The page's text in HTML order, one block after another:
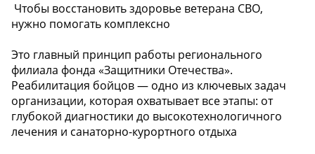
️ Чтобы восстановить здоровье ветерана СВО,
нужно помогать комплексно
Это главный принцип работы регионального
филиала фонда «Защитники Отечества».
Реабилитация бойцов — одно из ключевых задач
организации, которая охватывает все этапы: от
глубокой диагностики до высокотехнологичного
лечения и санаторно-курортного отдыха